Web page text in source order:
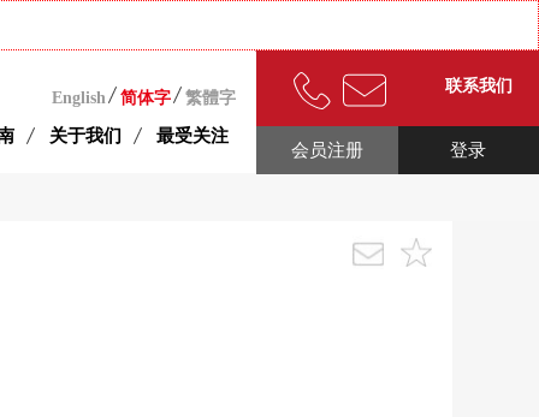
English 简体字 繁體字
关于我们 最受关注
联系我们
登录
会员注册